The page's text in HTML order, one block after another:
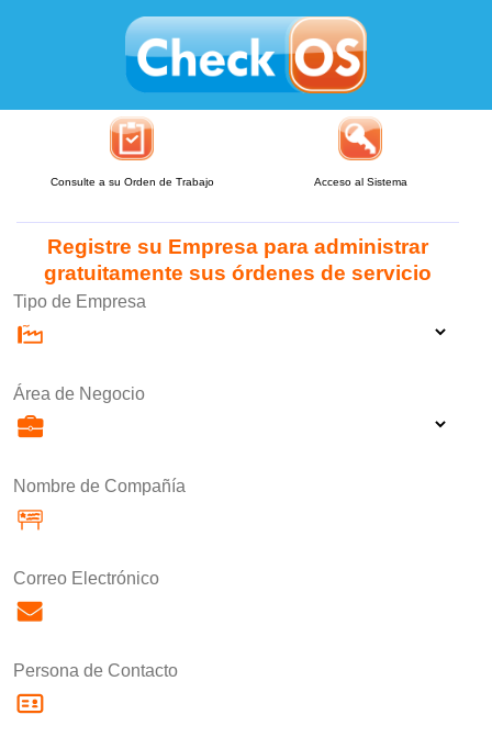
Consulte a su Orden de Trabajo Acceso al Sistema
Registre su Empresa para administrar
gratuitamente sus órdenes de servicio
Tipo de Empresa
Área de Negocio
Nombre de Compañía
Correo Electrónico
Persona de Contacto